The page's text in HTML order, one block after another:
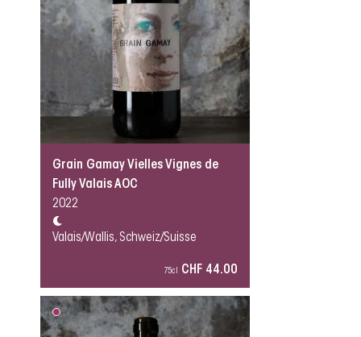
Grain Gamay Vielles Vignes de
Fully Valais AOC
2022
Valais/Wallis, Schweiz/Suisse
75cl CHF 44.00